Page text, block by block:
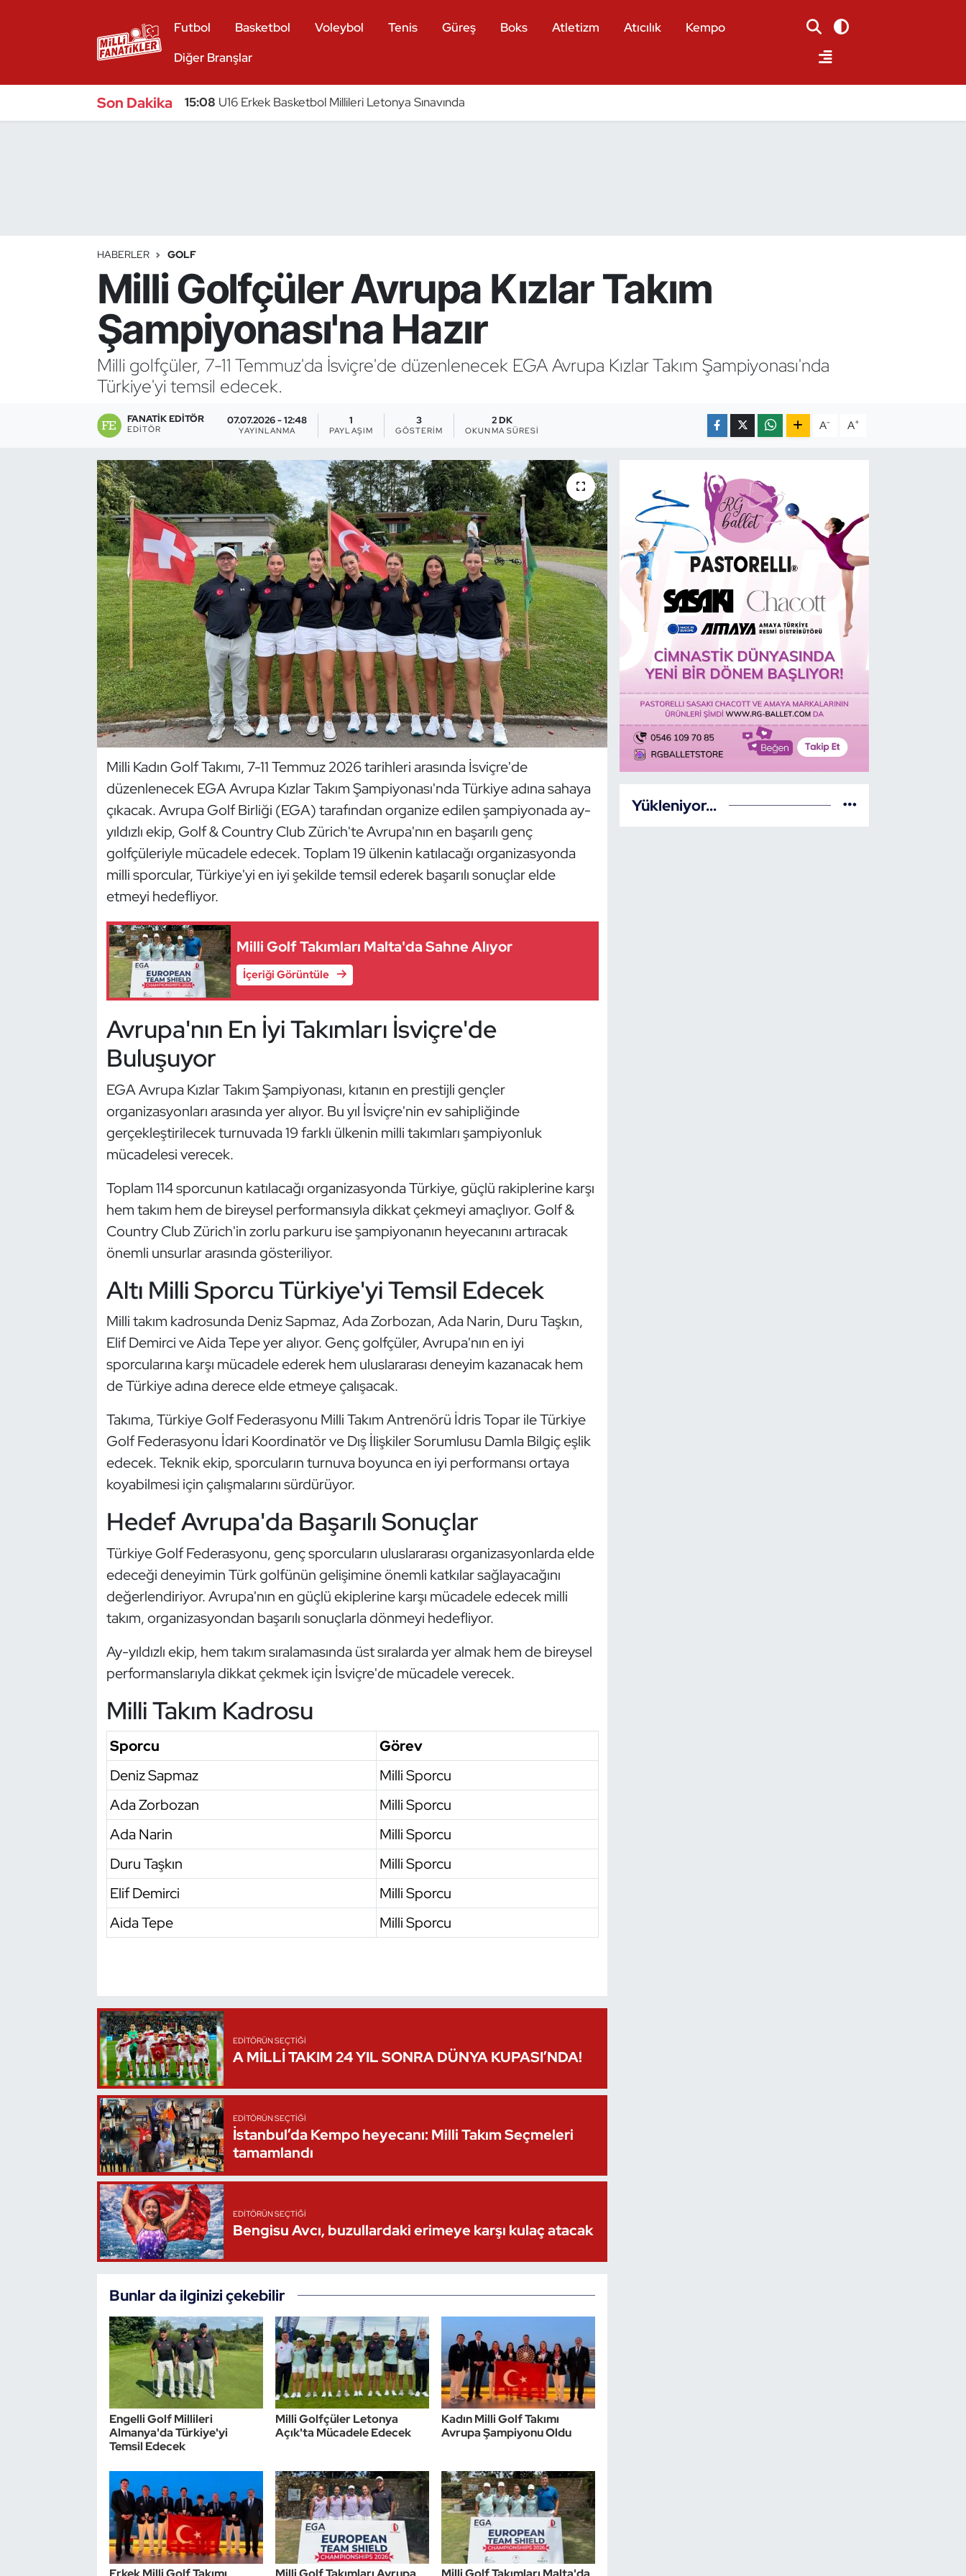
Futbol Basketbol Voleybol Tenis Güreş Boks Atletizm Atıcılık
Kempo
Diğer Branşlar
Son Dakika 15:08 U16 Erkek Basketbol Millileri Letonya Sınavında
HABERLER GOLF
Milli Golfçüler Avrupa Kızlar Takım
Şampiyonası'na Hazır
Milli golfçüler, 7-11 Temmuz'da İsviçre'de düzenlenecek EGA Avrupa Kızlar Takım Şampiyonası'nda
Türkiye'yi temsil edecek.
FANATIK EDITÖR
EDITÖR
07.07.2026 - 12:48
YAYINLANMA
1
PAYLAŞIM
3
GÖSTERIM
2 DK
OKUNMA SÜRESI A- A+
Milli Kadın Golf Takımı, 7-11 Temmuz 2026 tarihleri arasında İsviçre'de
düzenlenecek EGA Avrupa Kızlar Takım Şampiyonası'nda Türkiye adına sahaya
çıkacak. Avrupa Golf Birliği (EGA) tarafından organize edilen şampiyonada ay-
yıldızlı ekip, Golf & Country Club Zürich'te Avrupa'nın en başarılı genç
golfçüleriyle mücadele edecek. Toplam 19 ülkenin katılacağı organizasyonda
milli sporcular, Türkiye'yi en iyi şekilde temsil ederek başarılı sonuçlar elde
etmeyi hedefliyor.
Milli Golf Takımları Malta'da Sahne Alıyor
İçeriği Görüntüle
Avrupa'nın En İyi Takımları İsviçre'de
Buluşuyor
EGA Avrupa Kızlar Takım Şampiyonası, kıtanın en prestijli gençler
organizasyonları arasında yer alıyor. Bu yıl İsviçre'nin ev sahipliğinde
gerçekleştirilecek turnuvada 19 farklı ülkenin milli takımları şampiyonluk
mücadelesi verecek.
Toplam 114 sporcunun katılacağı organizasyonda Türkiye, güçlü rakiplerine karşı
hem takım hem de bireysel performansıyla dikkat çekmeyi amaçlıyor. Golf &
Country Club Zürich'in zorlu parkuru ise şampiyonanın heyecanını artıracak
önemli unsurlar arasında gösteriliyor.
Altı Milli Sporcu Türkiye'yi Temsil Edecek
Milli takım kadrosunda Deniz Sapmaz, Ada Zorbozan, Ada Narin, Duru Taşkın,
Elif Demirci ve Aida Tepe yer alıyor. Genç golfçüler, Avrupa'nın en iyi
sporcularına karşı mücadele ederek hem uluslararası deneyim kazanacak hem
de Türkiye adına derece elde etmeye çalışacak.
Takıma, Türkiye Golf Federasyonu Milli Takım Antrenörü İdris Topar ile Türkiye
Golf Federasyonu İdari Koordinatör ve Dış İlişkiler Sorumlusu Damla Bilgiç eşlik
edecek. Teknik ekip, sporcuların turnuva boyunca en iyi performansı ortaya
koyabilmesi için çalışmalarını sürdürüyor.
Hedef Avrupa'da Başarılı Sonuçlar
Türkiye Golf Federasyonu, genç sporcuların uluslararası organizasyonlarda elde
edeceği deneyimin Türk golfünün gelişimine önemli katkılar sağlayacağını
değerlendiriyor. Avrupa'nın en güçlü ekiplerine karşı mücadele edecek milli
takım, organizasyondan başarılı sonuçlarla dönmeyi hedefliyor.
Ay-yıldızlı ekip, hem takım sıralamasında üst sıralarda yer almak hem de bireysel
performanslarıyla dikkat çekmek için İsviçre'de mücadele verecek.
Milli Takım Kadrosu
Sporcu
Görev
Deniz Sapmaz
Milli Sporcu
Ada Zorbozan
Milli Sporcu
Ada Narin
Milli Sporcu
Duru Taşkın
Milli Sporcu
Elif Demirci
Milli Sporcu
Aida Tepe
Milli Sporcu
EDITÖRÜN SEÇTIĞI
A MİLLİ TAKIM 24 YIL SONRA DÜNYA KUPASI’NDA!
EDITÖRÜN SEÇTIĞI
İstanbul’da Kempo heyecanı: Milli Takım Seçmeleri
tamamlandı
EDITÖRÜN SEÇTIĞI
Bengisu Avcı, buzullardaki erimeye karşı kulaç atacak
Bunlar da ilginizi çekebilir
Engelli Golf Millileri
Almanya'da Türkiye'yi
Temsil Edecek
Milli Golfçüler Letonya
Açık'ta Mücadele Edecek
Kadın Milli Golf Takımı
Avrupa Şampiyonu Oldu
Yükleniyor...
Bocce Bowling Dart
Buz Hokeyi
Buz Pateni
Çim Hokeyi
Cimnastik
Dans Sporları
Dövüş Sanatı
İşitme Engelli Sporcular
Judo ve Kuraş
Kano ve Rafting
Modern Pentatlon
Motor Sporları
Özel Sporcular
Sualtı Sporları
Vücut Geliştirme Fitness
Wushu Kungfu